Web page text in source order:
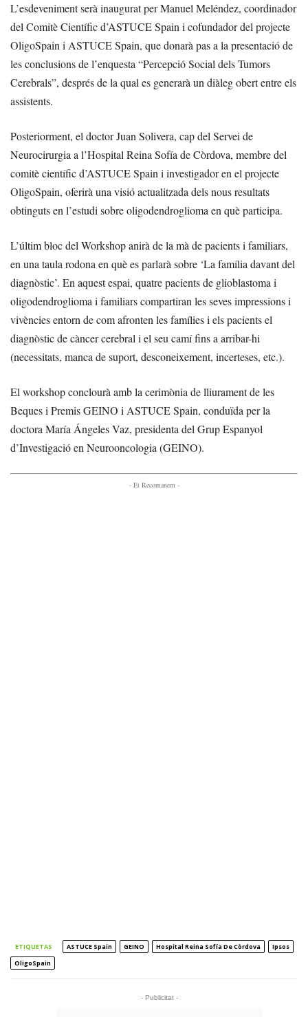
L’esdeveniment serà inaugurat per Manuel Meléndez, coordinador
del Comitè Científic d’ASTUCE Spain i cofundador del projecte
OligoSpain i ASTUCE Spain, que donarà pas a la presentació de
les conclusions de l’enquesta “Percepció Social dels Tumors
Cerebrals”, després de la qual es generarà un diàleg obert entre els
assistents.
Posteriorment, el doctor Juan Solivera, cap del Servei de
Neurocirurgia a l’Hospital Reina Sofía de Còrdova, membre del
comitè científic d’ASTUCE Spain i investigador en el projecte
OligoSpain, oferirà una visió actualitzada dels nous resultats
obtinguts en l’estudi sobre oligodendroglioma en què participa.
L’últim bloc del Workshop anirà de la mà de pacients i familiars,
en una taula rodona en què es parlarà sobre ‘La família davant del
diagnòstic’. En aquest espai, quatre pacients de glioblastoma i
oligodendroglioma i familiars compartiran les seves impressions i
vivències entorn de com afronten les famílies i els pacients el
diagnòstic de càncer cerebral i el seu camí fins a arribar-hi
(necessitats, manca de suport, desconeixement, incerteses, etc.).
El workshop conclourà amb la cerimònia de lliurament de les
Beques i Premis GEINO i ASTUCE Spain, conduïda per la
doctora María Ángeles Vaz, presidenta del Grup Espanyol
d’Investigació en Neurooncologia (GEINO).
- Et Recomanem -
ETIQUETAS ASTUCE Spain GEINO Hospital Reina Sofía De Còrdova
Ipsos
OligoSpain
- Publicitat -